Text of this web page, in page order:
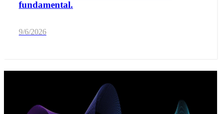
fundamental.
9/6/2026